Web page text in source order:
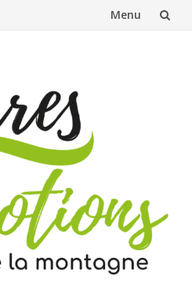
Menu